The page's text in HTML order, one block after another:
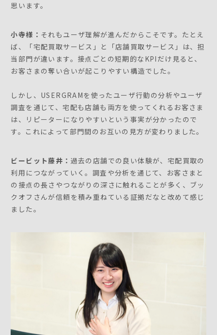
思います。
小寺様： それもユーザ理解が進んだからこそです。たとえ
ば、「宅配買取サービス」と「店舗買取サービス」は、担
当部門が違います。接点ごとの短期的なKPIだけ見ると、
お客さまの奪い合いが起こりやすい構造でした。
しかし、USERGRAMを使ったユーザ行動の分析やユーザ
調査を通じて、宅配も店舗も両方を使ってくれるお客さま
は、リピーターになりやすいという事実が分かったので
す。これによって部門間のお互いの見方が変わりました。
ビービット藤井： 過去の店舗での良い体験が、宅配買取の
利用につながっていく。調査や分析を通じて、お客さまと
の接点の長さやつながりの深さに触れることが多く、ブッ
クオフさんが信頼を積み重ねている証拠だなと改めて感じ
ました。